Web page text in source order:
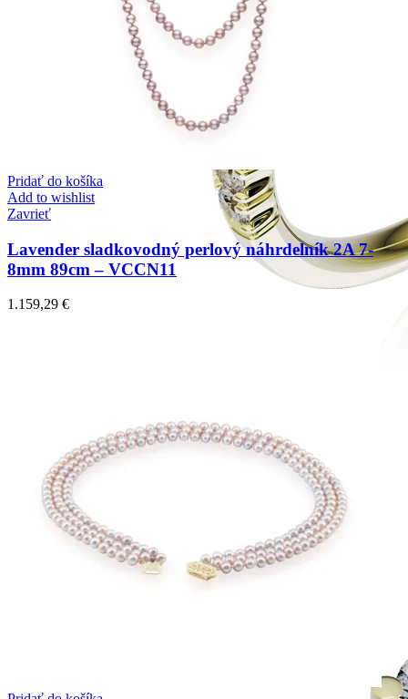
Mistique Love
Zásnubné prstne z kolekcie Mistique Love.
Pridať do košíka
Add to wishlist
Zavrieť
Lavender sladkovodný perlový náhrdelník 2A 7-
8mm 89cm – VCCN11
1.159,29 €